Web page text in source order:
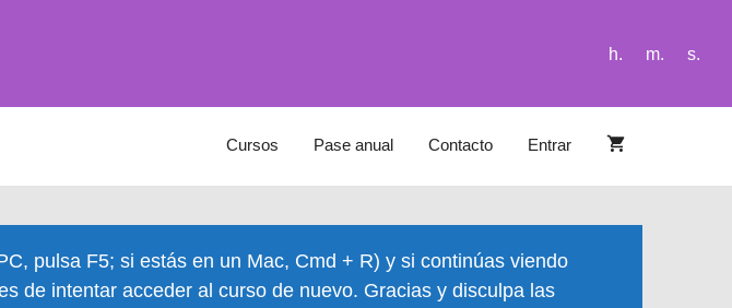
h. m. s.
Cursos Pase anual Contacto Entrar
pulsa F5; si estás en un Mac, Cmd + R) y si continúas viendo
de intentar acceder al curso de nuevo. Gracias y disculpa las